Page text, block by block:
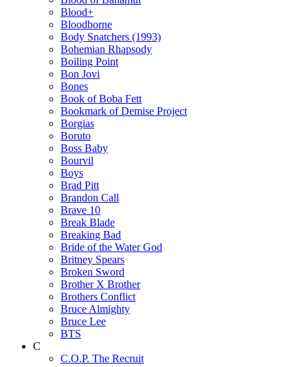
Blood+
Bloodborne
Body Snatchers (1993)
Bohemian Rhapsody
Boiling Point
Bon Jovi
Bones
Book of Boba Fett
Bookmark of Demise Project
Borgias
Boruto
Boss Baby
Bourvil
Boys
Brad Pitt
Brandon Call
Brave 10
Break Blade
Breaking Bad
Bride of the Water God
Britney Spears
Broken Sword
Brother X Brother
Brothers Conflict
Bruce Almighty
Bruce Lee
BTS
C
C.O.P. The Recruit